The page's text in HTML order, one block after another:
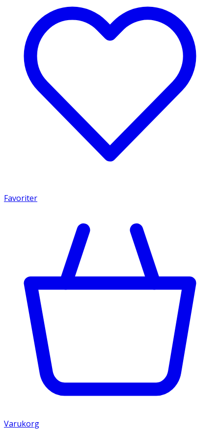
Favoriter
Varukorg